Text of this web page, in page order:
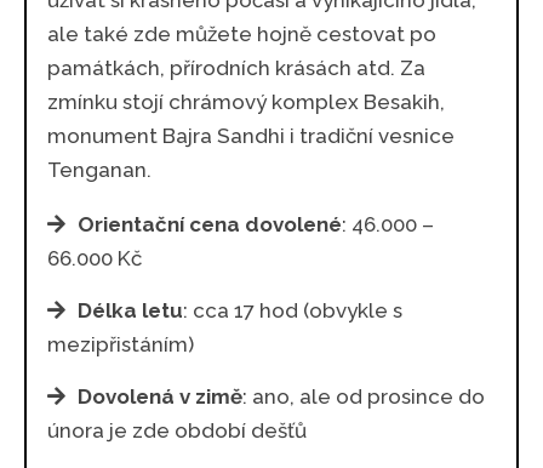
ale také zde můžete hojně cestovat po
památkách, přírodních krásách atd. Za
zmínku stojí chrámový komplex Besakih,
monument Bajra Sandhi i tradiční vesnice
Tenganan.
Orientační cena dovolené: 46.000 –
66.000 Kč
Délka letu: cca 17 hod (obvykle s
mezipřistáním)
Dovolená v zimě: ano, ale od prosince do
února je zde období dešťů